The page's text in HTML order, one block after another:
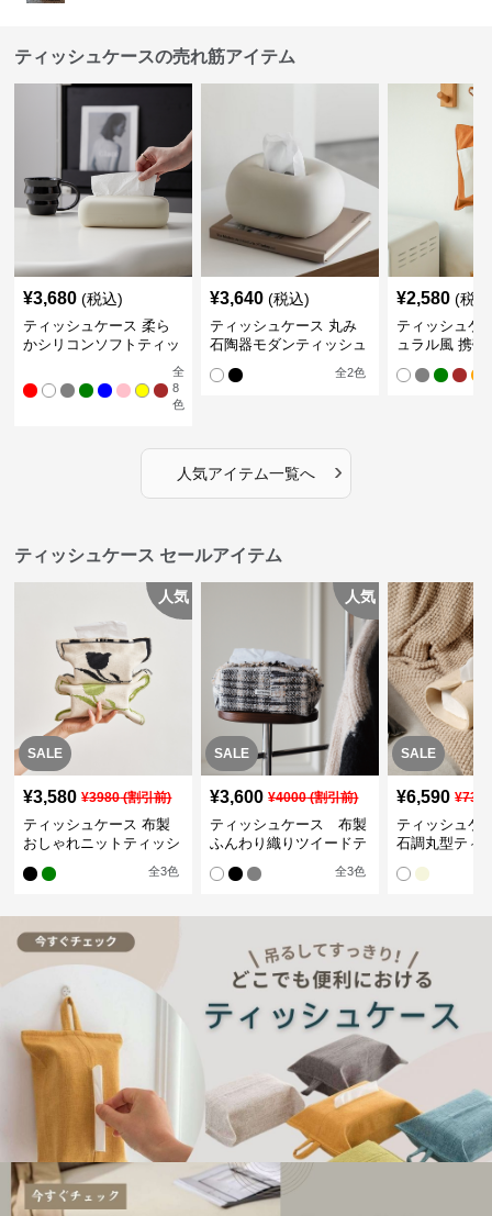
ティッシュケースの売れ筋アイテム
¥3,680 (税込)
ティッシュケース 柔ら
かシリコンソフトティッ
全
8
色
¥3,640 (税込)
ティッシュケース 丸み
石陶器モダンティッシュ
全2色
¥2,580 (税
ティッシュケ
ュラル風 携帯
人気アイテム一覧へ ›
ティッシュケース セールアイテム
SALE
人気
¥3,580 ¥3980(割引前)
ティッシュケース 布製
おしゃれニットティッシ
全3色
SALE
人気
¥3,600 ¥4000(割引前)
ティッシュケース 布製
ふんわり織りツイードテ
全3色
SALE
¥6,590 ¥
ティッシュ
石調丸型ティ